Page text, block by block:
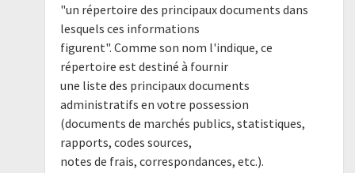
"un répertoire des principaux documents dans
lesquels ces informations
figurent". Comme son nom l'indique, ce
répertoire est destiné à fournir
une liste des principaux documents
administratifs en votre possession
(documents de marchés publics, statistiques,
rapports, codes sources,
notes de frais, correspondances, etc.).